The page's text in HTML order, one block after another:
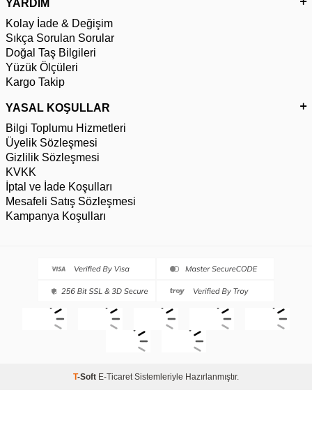
YARDIM
Kolay İade & Değişim
Sıkça Sorulan Sorular
Doğal Taş Bilgileri
Yüzük Ölçüleri
Kargo Takip
YASAL KOŞULLAR
Bilgi Toplumu Hizmetleri
Üyelik Sözleşmesi
Gizlilik Sözleşmesi
KVKK
İptal ve İade Koşulları
Mesafeli Satış Sözleşmesi
Kampanya Koşulları
T-Soft E-Ticaret Sistemleriyle Hazırlanmıştır.